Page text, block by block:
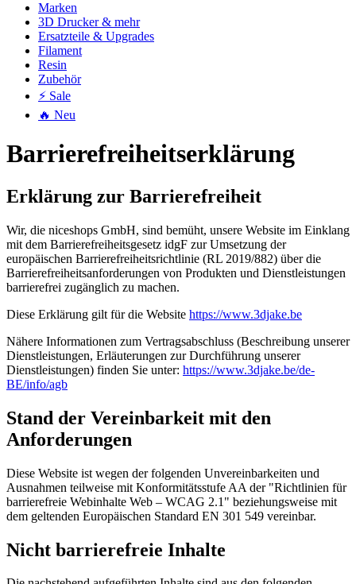
Marken
3D Drucker & mehr
Ersatzteile & Upgrades
Filament
Resin
Zubehör
⚡ Sale
🔥 Neu
Barrierefreiheitserklärung
Erklärung zur Barrierefreiheit
Wir, die niceshops GmbH, sind bemüht, unsere Website im Einklang
mit dem Barrierefreiheitsgesetz idgF zur Umsetzung der
europäischen Barrierefreiheitsrichtlinie (RL 2019/882) über die
Barrierefreiheitsanforderungen von Produkten und Dienstleistungen
barrierefrei zugänglich zu machen.
Diese Erklärung gilt für die Website https://www.3djake.be
Nähere Informationen zum Vertragsabschluss (Beschreibung unserer
Dienstleistungen, Erläuterungen zur Durchführung unserer
Dienstleistungen) finden Sie unter: https://www.3djake.be/de-
BE/info/agb
Stand der Vereinbarkeit mit den
Anforderungen
Diese Website ist wegen der folgenden Unvereinbarkeiten und
Ausnahmen teilweise mit Konformitätsstufe AA der "Richtlinien für
barrierefreie Webinhalte Web – WCAG 2.1" beziehungsweise mit
dem geltenden Europäischen Standard EN 301 549 vereinbar.
Nicht barrierefreie Inhalte